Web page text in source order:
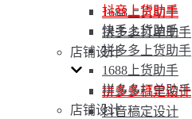
1688上货助手
拼多多打单助手
店铺设计
拼多多稿定设计
抖音稿定设计
抖音上货助手
快手上货助手
拼多多上货助手
1688上货助手
拼多多打单助手
店铺设计